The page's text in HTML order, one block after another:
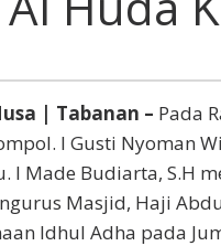
| Tabanan – Pada
I Gusti Nyoman
I Made Budiarta, S.H
Masjid, Haji
Idhul Adha pada